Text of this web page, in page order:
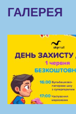
ГАЛЕРЕЯ